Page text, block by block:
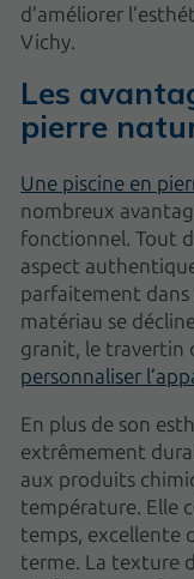
d’améliorer
Vichy.
Les
pierre
Une piscine en
nombreux
fonctionnel. Tout
aspect
parfaitement
matériau se
granit, le travertin
personnaliser
En plus de son
extrêmement
aux produits
température. Elle
temps, excellente
terme. La texture